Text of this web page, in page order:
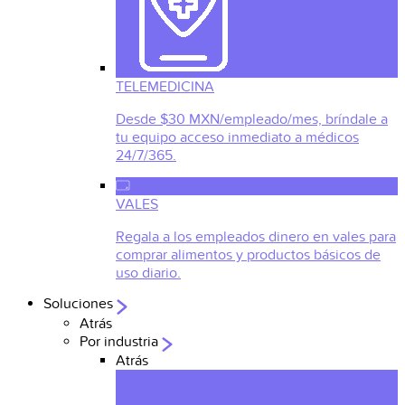
TELEMEDICINA
Desde $30 MXN/empleado/mes, bríndale a
tu equipo acceso inmediato a médicos
24/7/365.
VALES
Regala a los empleados dinero en vales para
comprar alimentos y productos básicos de
uso diario.
Soluciones
Atrás
Por industria
Atrás